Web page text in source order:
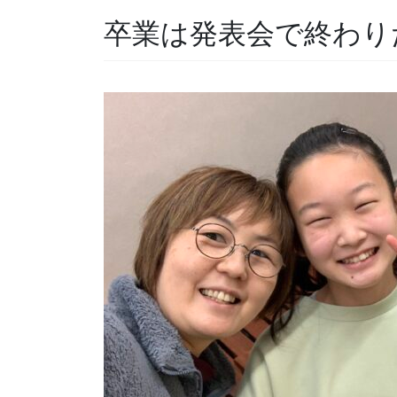
卒業は発表会で終わ